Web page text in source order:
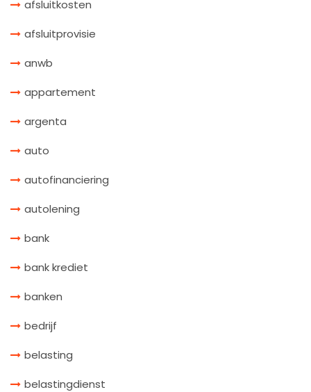
afsluitkosten
afsluitprovisie
anwb
appartement
argenta
auto
autofinanciering
autolening
bank
bank krediet
banken
bedrijf
belasting
belastingdienst